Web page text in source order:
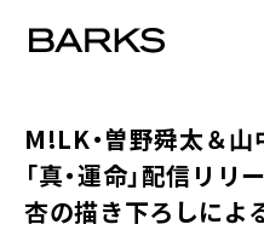
M!LK・曽野舜太＆山
「真・運命」配信リリ
杏の描き下ろしによ